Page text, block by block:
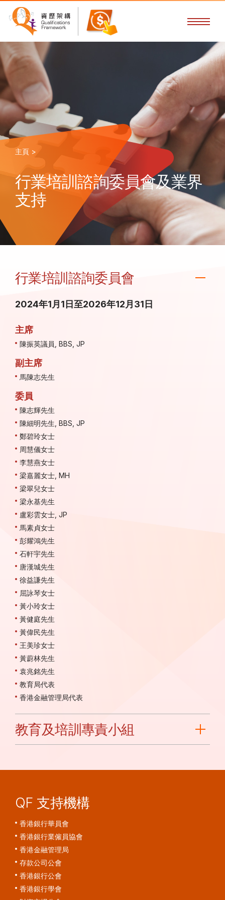
主頁 >
行業培訓諮詢委員會及業界
支持
行業培訓諮詢委員會
2024年1月1日至2026年12月31日
主席
陳振英議員, BBS, JP
副主席
馬陳志先生
委員
陳志輝先生
陳細明先生, BBS, JP
鄭碧玲女士
周慧儀女士
李慧燕女士
梁嘉麗女士, MH
梁翠兒女士
梁永基先生
盧彩雲女士, JP
馬素貞女士
彭耀鴻先生
石軒宇先生
唐漢城先生
徐益謙先生
屈詠琴女士
黃小玲女士
黃健庭先生
黃偉民先生
王美珍女士
黃蔚林先生
袁兆銘先生
教育局代表
香港金融管理局代表
教育及培訓專責小組
QF 支持機構
香港銀行華員會
香港銀行業僱員協會
香港金融管理局
存款公司公會
香港銀行公會
香港銀行學會